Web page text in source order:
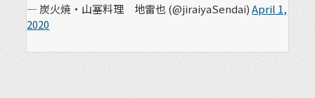
— 炭火焼・山塞料理 地雷也 (@jiraiyaSendai)April 1,
2020